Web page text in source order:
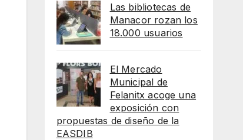
Las bibliotecas de
Manacor rozan los
18.000 usuarios
El Mercado
Municipal de
Felanitx acoge una
exposición con
propuestas de diseño de la
EASDIB